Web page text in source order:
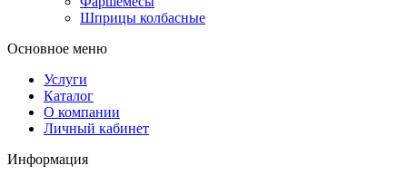
Шприцы колбасные
Основное меню
Услуги
Каталог
О компании
Личный кабинет
Информация